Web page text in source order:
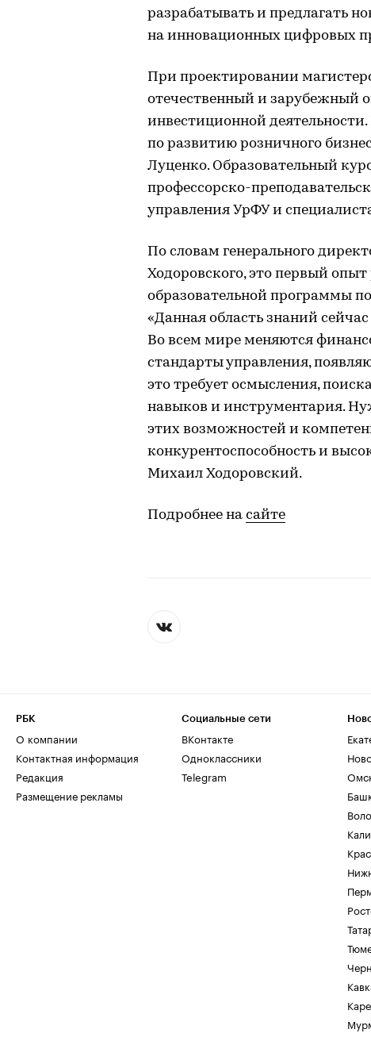
разрабатывать и предлагать
на инновационных цифровых
При проектировании
отечественный и зарубежный
инвестиционной
по развитию розничного
Луценко. Образовательный
профессорско-
управления УрФУ и
По словам генерального
Ходоровского, это первый
образовательной программы
«Данная область знаний
Во всем мире меняются
стандарты управления,
это требует осмысления,
навыков и инструментария.
этих возможностей и
конкурентоспособность и
Михаил Ходоровский.
Подробнее на сайте
РБК
О компании
Контактная информация
Редакция
Размещение рекламы
Социальные сети
ВКонтакте
Одноклассники
Telegram